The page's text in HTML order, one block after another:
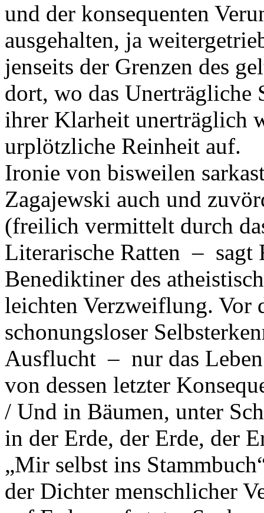
und der konsequenten
ausgehalten, ja
jenseits der Grenzen des
dort, wo das Unerträgliche
ihrer Klarheit unerträglich
urplötzliche Reinheit auf.
Ironie von bisweilen
Zagajewski auch und
(freilich vermittelt durch
Literarische Ratten – sagt
Benediktiner des
leichten Verzweiflung. Vor
schonungsloser
Ausflucht – nur das
von dessen letzter
/ Und in Bäumen, unter
in der Erde, der Erde, der
„Mir selbst ins
der Dichter menschlicher